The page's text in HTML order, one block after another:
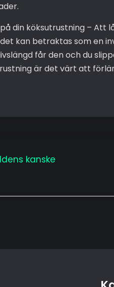
din köksutrustning – Att
kan betraktas som en
får den och du
är det värt att
kanske